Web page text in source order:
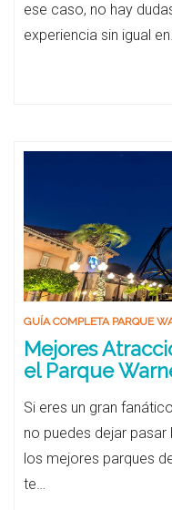
ese caso, no hay
experiencia sin igual
GUÍA COMPLETA PARQUE
Mejores
el Parque
Si eres un gran
no puedes dejar
los mejores parques
te…